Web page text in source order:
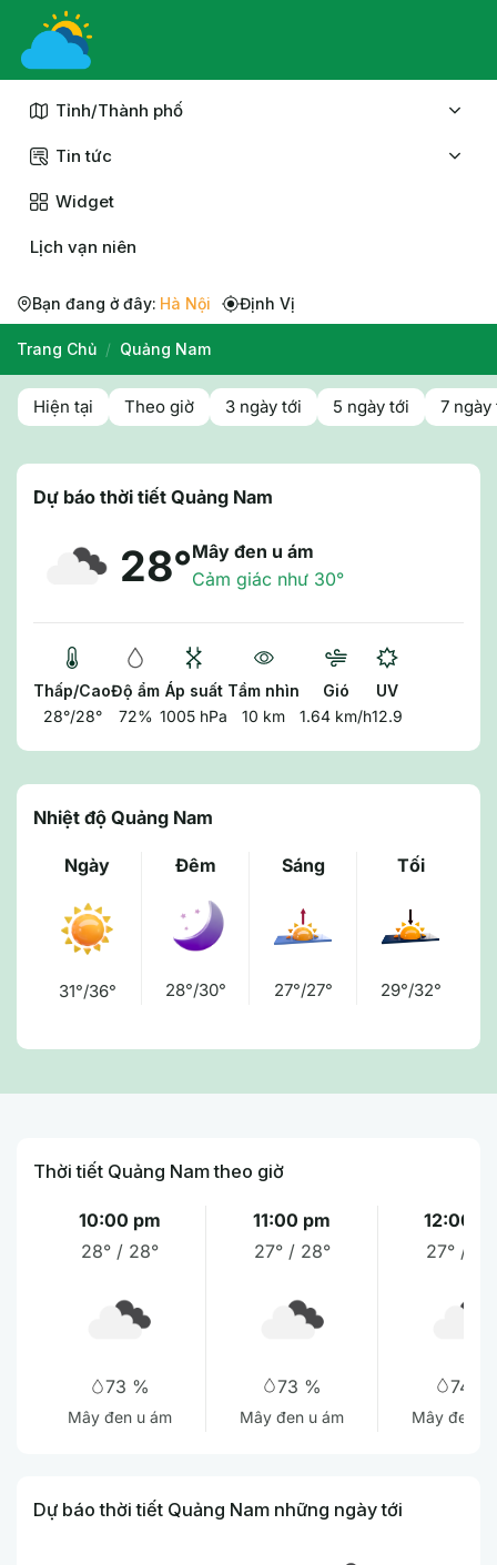
Chuyển
nội
Tỉnh/Thành phố
Tin tức
Widget
Lịch vạn niên
Bạn đang ở đây: Hà Nội Định Vị
Trang Chủ / Quảng Nam
Hiện tại Theo giờ 3 ngày tới 5 ngày tới 7 ngày
Dự báo thời tiết Quảng Nam
28°Mây đen u ám
Cảm giác như 30°
Thấp/Cao
28°/28°
Độ ẩm
72%
Áp suất
1005 hPa
Tầm nhìn
10 km
Gió
1.64 km/h
UV
12.9
Nhiệt độ Quảng Nam
Ngày
31°/36°
Đêm
28°/30°
Sáng
27°/27°
Tối
29°/32°
Thời tiết Quảng Nam theo giờ
10:00 pm
28° / 28°
73 %
Mây đen u ám
11:00 pm
27° / 28°
73 %
Mây đen u ám
12:00
27° /
74 %
Mây đen u
Dự báo thời tiết Quảng Nam những ngày tới